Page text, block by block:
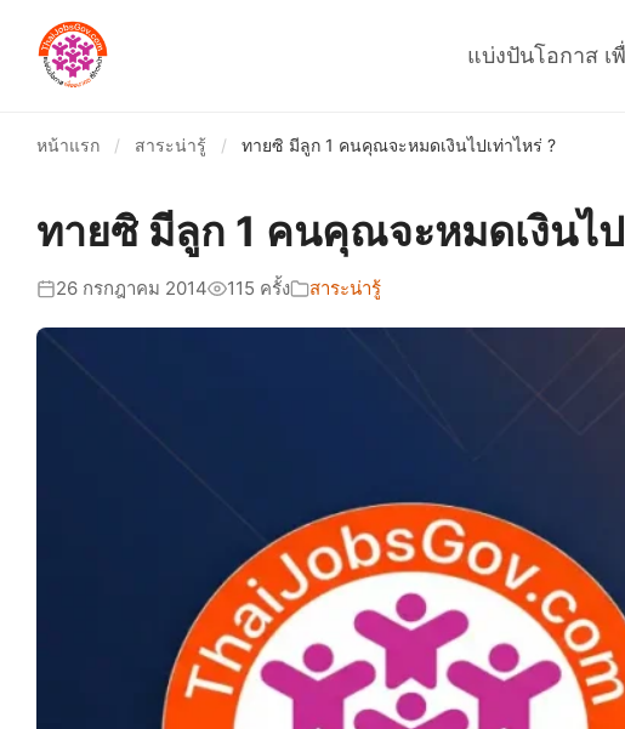
แบ่งปันโอกาส
หน้าแรก / สาระน่ารู้ / ทายซิ มีลูก 1 คนคุณจะหมดเงินไปเท่าไหร่ ?
ทายซิ มีลูก 1 คนคุณจะหมดเงินไป
26 กรกฎาคม 2014 115 ครั้ง สาระน่ารู้